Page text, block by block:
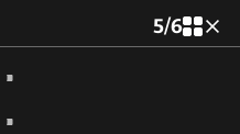
5/6